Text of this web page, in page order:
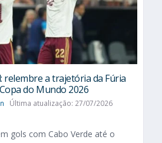
relembre a trajetória da Fúria
do Mundo 2026
Última atualização: 27/07/2026
gols com Cabo Verde até o